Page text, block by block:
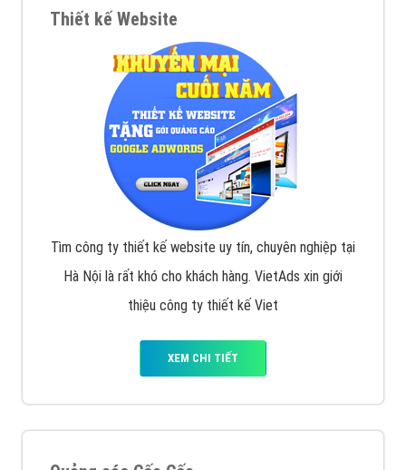
Thiết kế Website
Tìm công ty thiết kế website uy tín, chuyên nghiệp tại
Hà Nội là rất khó cho khách hàng. VietAds xin giới
thiệu công ty thiết kế Viet
XEM CHI TIẾT